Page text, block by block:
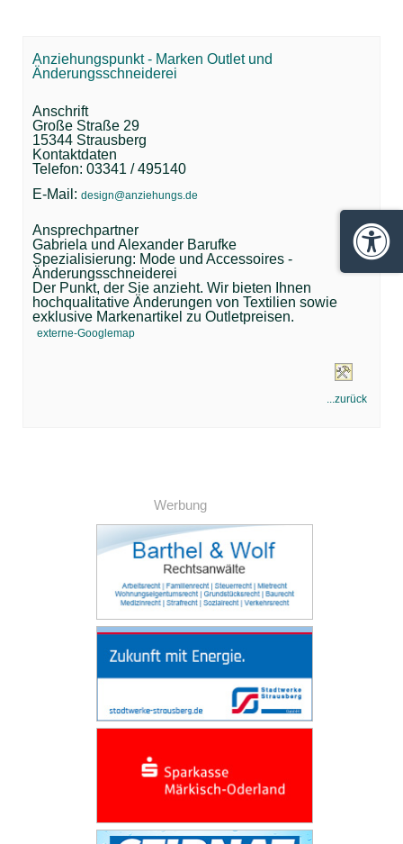
Anziehungspunkt - Marken Outlet und
Änderungsschneiderei
Anschrift
Große Straße 29
15344 Strausberg
Kontaktdaten
Telefon: 03341 / 495140
E-Mail: design@anziehungs.de
Ansprechpartner
Gabriela und Alexander Barufke
Spezialisierung: Mode und Accessoires -
Änderungsschneiderei
Der Punkt, der Sie anzieht. Wir bieten Ihnen
hochqualitative Änderungen von Textilien sowie
exklusive Markenartikel zu Outletpreisen.
externe-Googlemap
...zurück
Werbung